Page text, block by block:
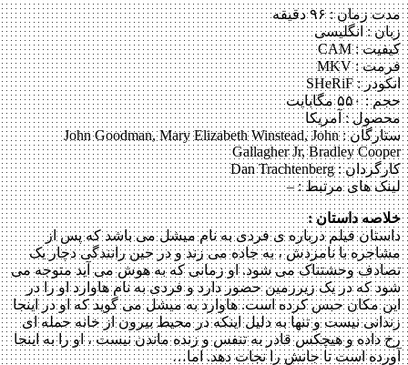
مدت زمان : ۹۶ دقیقه
زبان : انگلیسی
کیفیت : CAM
فرمت : MKV
انکودر : SHeRiF
حجم : ۵۵۰ مگابایت
محصول : آمریکا
ستارگان :John Goodman, Mary Elizabeth Winstead, John
Gallagher Jr, Bradley Cooper
کارگردان :Dan Trachtenberg
لینک های مرتبط : –
خلاصه داستان :
داستان فیلم درباره ی فردی به نام میشل می باشد که پس از
مشاجره با نامزدش ، به جاده می زند و در حین رانندگی دچار یک
تصادف وحشتناک می شود. او زمانی که به هوش می آید متوجه می
شود که در یک زیرزمین حضور دارد و فردی به نام هاوارد او را در
این مکان حبس کرده است. هاوارد به میشل می گوید که او در اینجا
زندانی نیست و تنها به دلیل اینکه در محیط بیرون از خانه حمله ای
رخ داده و هیچکس قادر به تنفس و زنده ماندن نیست ، او را به اینجا
آورده است تا جانش را نجات دهد. اما…